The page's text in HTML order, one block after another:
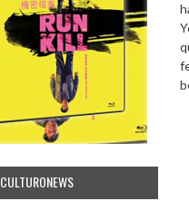
b
CULTURONEWS